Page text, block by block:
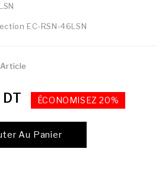
EC-RSN-46LSN
ÉCONOMISEZ 20%
Au Panier